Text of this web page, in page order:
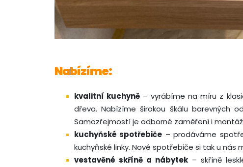
Nabízíme:
kvalitní kuchyně – vyrábíme na míru z
dřeva. Nabízíme širokou škálu barevných
Samozřejmostí je odborné zaměření i
kuchyňské spotřebiče – prodáváme
kuchyňské linky. Nové spotřebiče si tak u
vestavěné skříně a nábytek– skříně